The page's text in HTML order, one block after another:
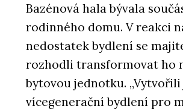
Bazénová hala bývala
rodinného domu. V reakci
nedostatek bydlení se
rozhodli transformovat ho
bytovou jednotku.
vícegenerační bydlení pro